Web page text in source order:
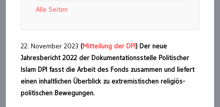
Alle Seiten
22. November 2023 (Mitteilung der DPI) Der neue
Jahresbericht 2022 der Dokumentationsstelle Politischer
Islam DPI fasst die Arbeit des Fonds zusammen und liefert
einen inhaltlichen Überblick zu extremistischen religiös-
politischen Bewegungen.